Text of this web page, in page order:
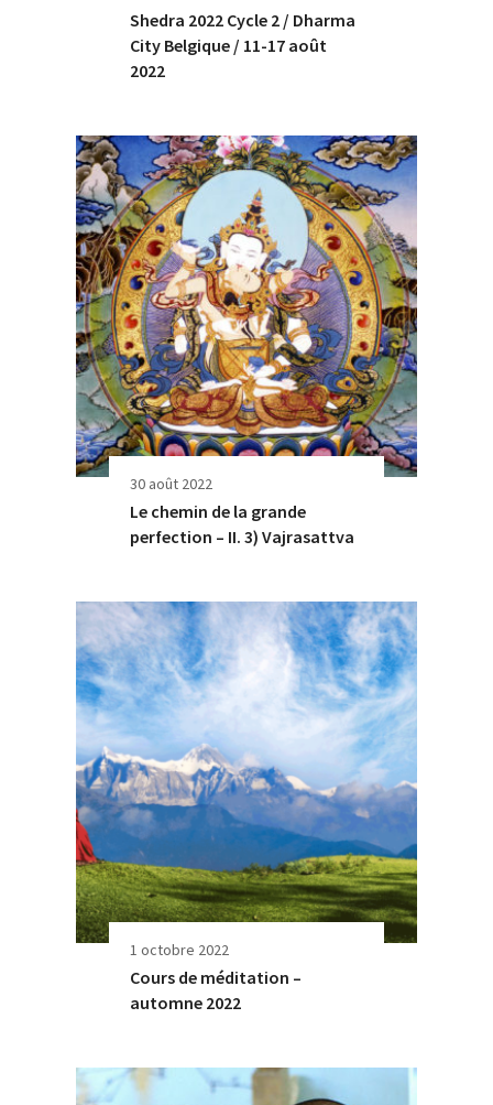
Shedra 2022 Cycle 2 / Dharma
City Belgique / 11-17 août
2022
30 août 2022
Le chemin de la grande
perfection – II. 3) Vajrasattva
1 octobre 2022
Cours de méditation –
automne 2022